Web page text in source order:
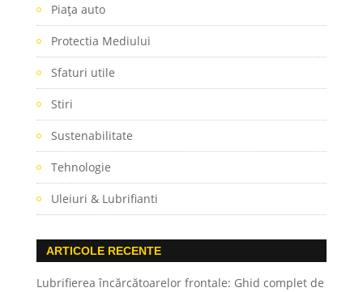
Piaţa auto
Protectia Mediului
Sfaturi utile
Stiri
Sustenabilitate
Tehnologie
Uleiuri & Lubrifianti
ARTICOLE RECENTE
Lubrifierea încărcătoarelor frontale: Ghid complet de